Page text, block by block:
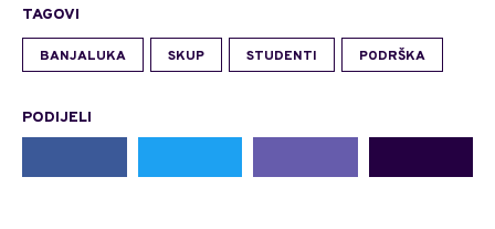
TAGOVI
BANJALUKA SKUP STUDENTI PODRŠKA
PODIJELI